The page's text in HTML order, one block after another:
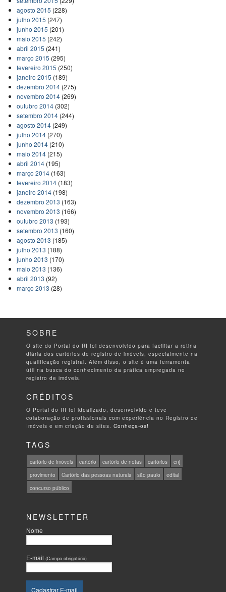
agosto 2015 (228)
julho 2015 (247)
junho 2015 (201)
maio 2015 (242)
abril 2015 (241)
março 2015 (295)
fevereiro 2015 (250)
janeiro 2015 (189)
dezembro 2014(275)
novembro 2014(269)
outubro 2014(302)
setembro 2014(244)
agosto 2014(249)
julho 2014(270)
junho 2014(210)
maio 2014(215)
abril 2014(195)
março 2014(163)
fevereiro 2014(183)
janeiro 2014(198)
dezembro 2013 (163)
novembro 2013 (166)
outubro 2013 (193)
setembro 2013 (160)
agosto 2013 (185)
julho 2013 (188)
junho 2013 (170)
maio 2013 (136)
abril 2013 (92)
março 2013 (28)
SOBRE
O site do Portal do RI foi desenvolvido para facilitar a rotina
diária dos cartórios de registro de imóveis, especialmente na
qualificação registral. Além disso, o site é uma ferramenta
útil na busca do conhecimento da prática empregada no
registro de imóveis.
CRÉDITOS
O Portal do RI foi idealizado, desenvolvido e teve
colaboração de profissionais com experiência no Registro de
Imóveis e em criação de sites.Conheça-os!
TAGS
cartório de imóveis cartório cartório de notas cartórios
cnj
provimento
Cartório das pessoas naturais são paulo
edital
concurso público
NEWSLETTER
Nome
E-mail(Campo obrigatório)